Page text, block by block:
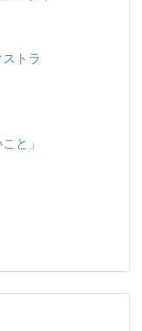
トラ
こと」